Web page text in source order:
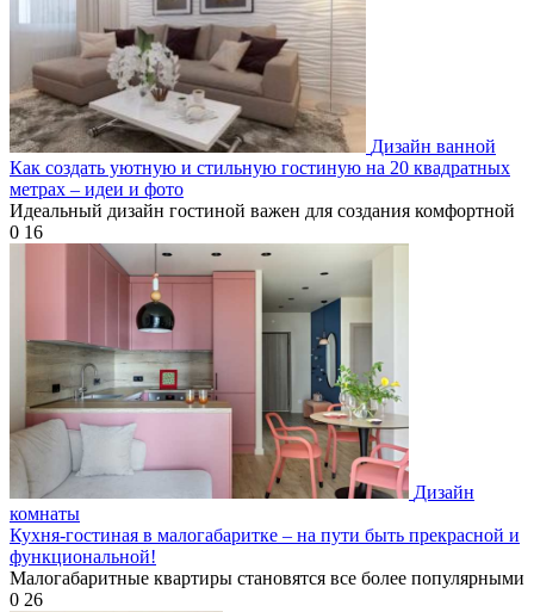
Дизайн ванной
Как создать уютную и стильную гостиную на 20 квадратных
метрах – идеи и фото
Идеальный дизайн гостиной важен для создания комфортной
0 16
Дизайн
комнаты
Кухня-гостиная в малогабаритке – на пути быть прекрасной и
функциональной!
Малогабаритные квартиры становятся все более популярными
0 26